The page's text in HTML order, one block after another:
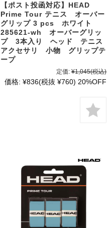
【ポスト投函対応】HEAD
Prime Tour テニス オーバー
グリップ 3 pcs ホワイト
285621-wh オーバーグリッ
プ 3本入り ヘッド テニス
アクセサリ 小物 グリップテ
ープ
定価: ¥1,045(税込)
価格: ¥836(税抜 ¥760) 20%OFF